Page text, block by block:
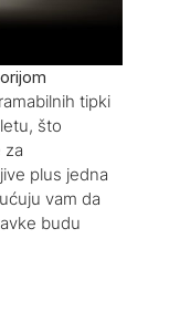
tipki
što
za
plus jedna
vam da
budu